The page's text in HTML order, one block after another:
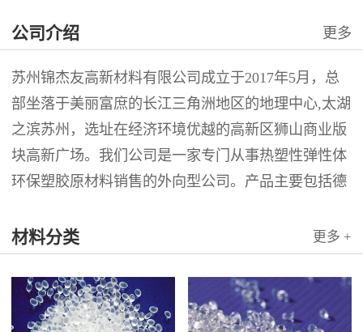
公司介绍 更多
苏州锦杰友高新材料有限公司成立于2017年5月，总
部坐落于美丽富庶的长江三角洲地区的地理中心,太湖
之滨苏州，选址在经济环境优越的高新区狮山商业版
块高新广场。我们公司是一家专门从事热塑性弹性体
环保塑胶原材料销售的外向型公司。产品主要包括德
材料分类 更多 +